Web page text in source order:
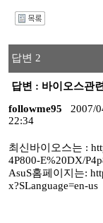
답변 2
답변 : 바이오스관
followme95
2007/
22:34
최신바이오스는 :
4P800-E%20DX/
AsuS홈페이지는:
x?SLanguage=en-us